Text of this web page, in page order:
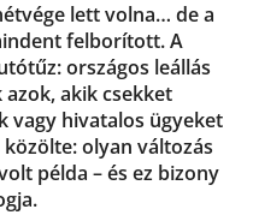
lett volna… de a
felborított. A
országos leállás
akik csekket
vagy hivatalos ügyeket
olyan változás
példa – és ez bizony